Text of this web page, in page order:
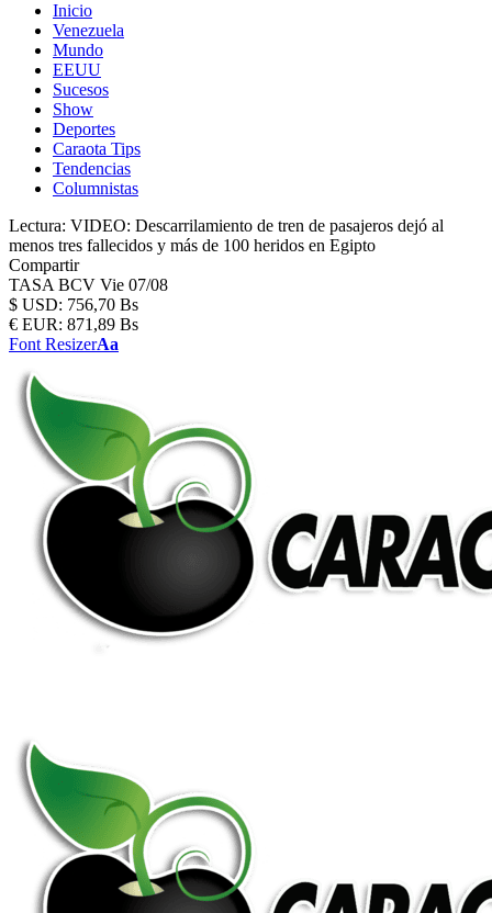
Inicio
Venezuela
Mundo
EEUU
Sucesos
Show
Deportes
Caraota Tips
Tendencias
Columnistas
Lectura: VIDEO: Descarrilamiento de tren de pasajeros dejó al
menos tres fallecidos y más de 100 heridos en Egipto
Compartir
TASA BCV Vie 07/08
$ USD: 756,70 Bs
€ EUR: 871,89 Bs
Font ResizerAa